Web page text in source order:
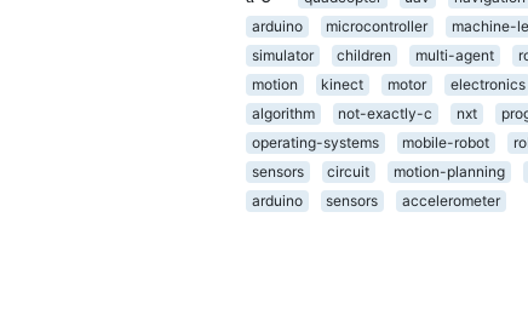
arduino
microcontroller machine-
simulator
children multi-agent
motion
kinect motor electronics
algorithm
not-exactly-c nxt
operating-systems
mobile-robot
sensors
circuit motion-planning
arduino
sensors accelerometer